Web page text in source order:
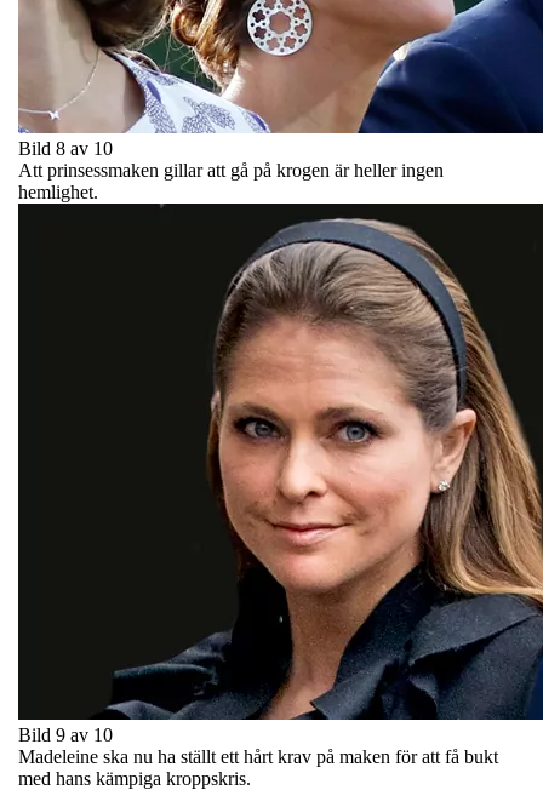
Bild 8 av 10
Att prinsessmaken gillar att gå på krogen är heller ingen
hemlighet.
Bild 9 av 10
Madeleine ska nu ha ställt ett hårt krav på maken för att få bukt
med hans kämpiga kroppskris.